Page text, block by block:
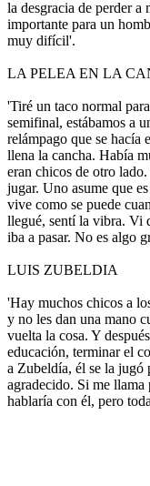
la desgracia de perder
importante para un
muy difícil'.
LA PELEA EN LA
'Tiré un taco normal
semifinal, estábamos a
relámpago que se hacía
llena la cancha. Había
eran chicos de otro
jugar. Uno asume que
vive como se puede
llegué, sentí la vibra. Vi
iba a pasar. No es algo
LUIS ZUBELDIA
'Hay muchos chicos a
y no les dan una mano
vuelta la cosa. Y
educación, terminar el
a Zubeldía, él se la jugó
agradecido. Si me
hablaría con él, pero